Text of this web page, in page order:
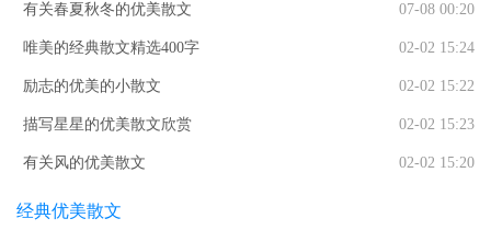
有关春夏秋冬的优美散文 07-08 00:20
唯美的经典散文精选400字 02-02 15:24
励志的优美的小散文 02-02 15:22
描写星星的优美散文欣赏 02-02 15:23
有关风的优美散文 02-02 15:20
经典优美散文